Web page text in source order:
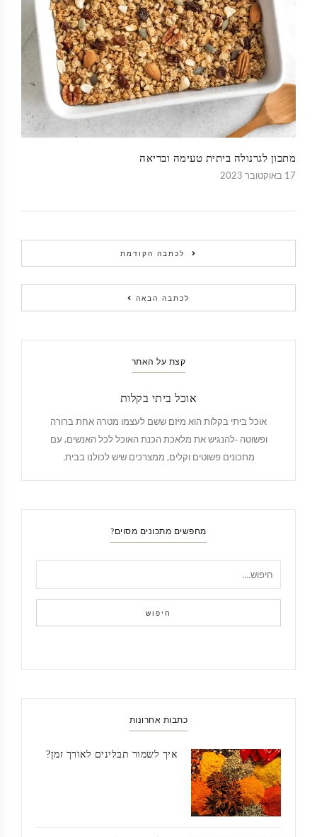
מתכון לגרנולה ביתית טעימה ובריאה
17 באוקטובר 2023
לכתבה הקודמת
לכתבה הבאה
קצת על האתר
אוכל ביתי בקלות
אוכל ביתי בקלות הוא מיזם ששם לעצמו מטרה אחת ברורה
ופשוטה -להנגיש את מלאכת הכנת האוכל לכל האנשים, עם
מתכונים פשוטים וקלים, ממצרכים שיש לכולנו בבית.
מחפשים מתכונים מסוים?
חיפוש
כתבות אחרונות
איך לשמור תבלינים לאורך זמן?